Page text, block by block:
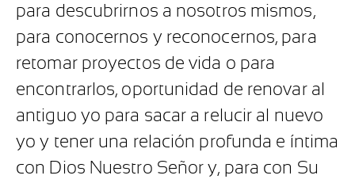
para descubrirnos a nosotros mismos,
para conocernos y reconocernos, para
retomar proyectos de vida o para
encontrarlos, oportunidad de renovar al
antiguo yo para sacar a relucir al nuevo
yo y tener una relación profunda e íntima
con Dios Nuestro Señor y, para con Su